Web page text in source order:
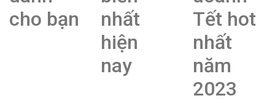
cho bạn
nhất
hiện
nay
Tết hot
nhất
năm
2023